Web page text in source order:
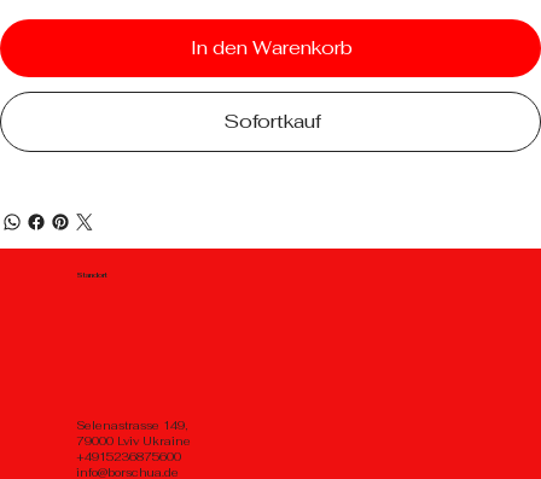
In den Warenkorb
Sofortkauf
Standort
Selenastrasse 149,
79000 Lviv Ukraine
+4915236875600
info@borschua.de